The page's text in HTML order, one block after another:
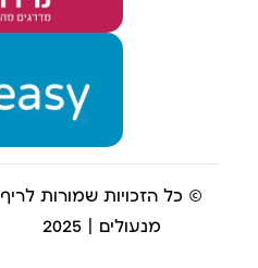
© כל הזכויות שמורות לריף
מנעולים | 2025